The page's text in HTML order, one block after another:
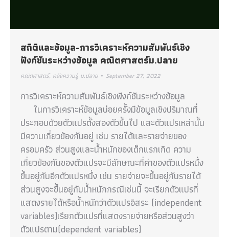
สถิติและข้อมูล-การวิเคราะห์ความสัมพันธ์เชิง
ฟังก์ชันระหว่างข้อมูล คณิตศาสตร์ม.ปลาย
คณิตศาสตร์, คลังความรู้ ม.ปลาย September 27, 2022
การวิเคราะห์ความสัมพันธ์เชิงฟังก์ชันระหว่างข้อมูล
ในการวิเคราะห์ข้อมูลบ่อยครั้งมีข้อมูลเชิงปริมาณที่
ประกอบด้วยตัวแปรตั้งสองตัวขึ้นไป และตัวแปรเหล่านั้น
มีความเกี่ยวข้องกันอยู่ เช่น รายได้และรายจ่ายของ
ครอบครัว ส่วนสูงและน้ำหนักของเด็กแรกเกิด ความ
เกี่ยวข้องกันของตัวแปรจะมีลักษณะที่ค่าของตัวแปรหนึ่ง
ขึ้นอยู่กับอีกตัวแปรหนึ่ง เช่น รายจ่ายจะขึ้นอยู่กับรายได้
ส่วนสูงจะขึ้นอยู่กับน้ำหนักกรณีเช่นนี้ จะเรียกตัวแปรที่
แสดงรายได้หรือน้ำหนักว่าตัวแปรอิสระ (independent
variables)เรียกตัวแปรที่แสดงรายจ่ายหรือส่วนสูงว่า
ตัวแปรตาม(dependent variables)